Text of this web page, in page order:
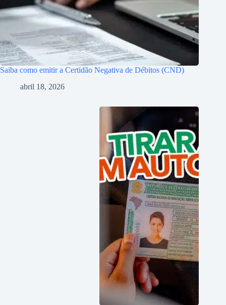
Saiba como emitir a Certidão Negativa de Débitos (CND)
abril 18, 2026